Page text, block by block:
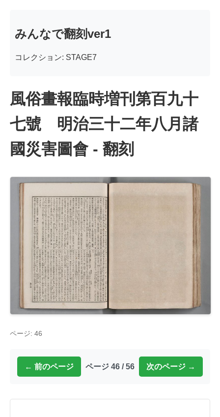
みんなで翻刻ver1
コレクション: STAGE7
風俗畫報臨時増刊第百九十
七號 明治三十二年八月諸
國災害圖會 - 翻刻
ページ: 46
← 前のページ ページ 46 / 56 次のページ →